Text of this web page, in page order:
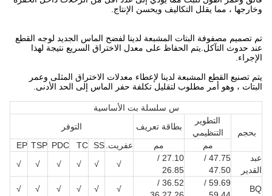
وخارجها ، مما يقلل التكاليف ويحسن الإنتاج.
تم تصميم مصفوفة البتات المشبعة لدينا لفضح الماس الجديد لوجه القطع
عند حدوث التآكل.يتم الحفاظ على معدل الاختراق السريع نتيجة لهذا
الإجراء.
يتم تصنيع القطع المشبعة لدينا لإعطاء معدلات الاختراق المثلى وعمر
البتات ، وهو أمر مطلوب لتقليل تكلفة حفر الماس إلى الحد الأدنى.
س سلسلة بت الأساسية
بحجم
التطوير
التنظيمي
بطاقة تعريف
التوفر
مم
مم عفريت. SS
TC
PDC
TSP
EP
عبد
القدير
47.75 /
47.50
27.10 /
26.85
√
√
√
√
√
√
BQ
59.69 /
36.52 /
√
√
√
√
√
√